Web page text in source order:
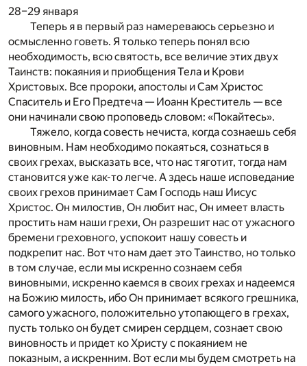
28–29 января
Теперь я в первый раз намереваюсь серьезно и
осмысленно говеть. Я только теперь понял всю
необходимость, всю святость, все величие этих двух
Таинств: покаяния и приобщения Тела и Крови
Христовых. Все пророки, апостолы и Сам Христос
Спаситель и Его Предтеча — Иоанн Креститель — все
они начинали свою проповедь словом: «Покайтесь».
Тяжело, когда совесть нечиста, когда сознаешь себя
виновным. Нам необходимо покаяться, сознаться в
своих грехах, высказать все, что нас тяготит, тогда нам
становится уже как-то легче. А здесь наше исповедание
своих грехов принимает Сам Господь наш Иисус
Христос. Он милостив, Он любит нас, Он имеет власть
простить нам наши грехи, Он разрешит нас от ужасного
бремени греховного, успокоит нашу совесть и
подкрепит нас. Вот что нам дает это Таинство, но только
в том случае, если мы искренно сознаем себя
виновными, искренно каемся в своих грехах и надеемся
на Божию милость, ибо Он принимает всякого грешника,
самого ужасного, положительно утопающего в грехах,
пусть только он будет смирен сердцем, сознает свою
виновность и придет ко Христу с покаянием не
показным, а искренним. Вот если мы будем смотреть на